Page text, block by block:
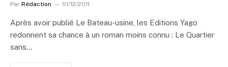
Par Rédaction 01/12/2011
Après avoir publié Le Bateau-usine, les Editions Yago
redonnent sa chance à un roman moins connu : Le Quartier
sans…